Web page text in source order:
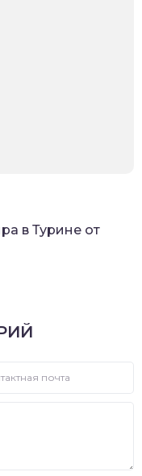
в Турине от